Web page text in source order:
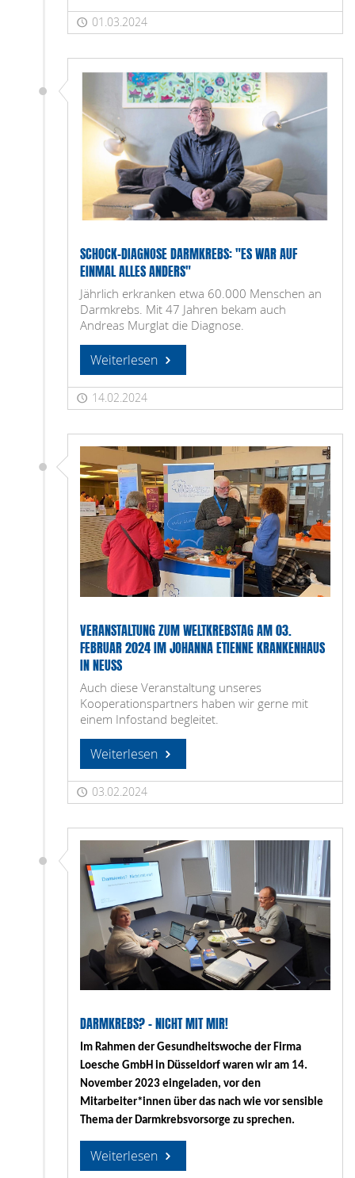
01.03.2024
SCHOCK-DIAGNOSE DARMKREBS: "ES WAR AUF
EINMAL ALLES ANDERS"
Jährlich erkranken etwa 60.000 Menschen an
Darmkrebs. Mit 47 Jahren bekam auch
Andreas Murglat die Diagnose.
Weiterlesen
14.02.2024
VERANSTALTUNG ZUM WELTKREBSTAG AM 03.
FEBRUAR 2024 IM JOHANNA ETIENNE KRANKENHAUS
IN NEUSS
Auch diese Veranstaltung unseres
Kooperationspartners haben wir gerne mit
einem Infostand begleitet.
Weiterlesen
03.02.2024
DARMKREBS? - NICHT MIT MIR!
Im Rahmen der Gesundheitswoche der Firma
Loesche GmbH in Düsseldorf waren wir am 14.
November 2023 eingeladen, vor den
Mitarbeiter*innen über das nach wie vor sensible
Thema der Darmkrebsvorsorge zu sprechen.
Weiterlesen